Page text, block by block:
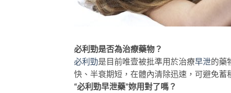
必利勁是否為治療藥物？
必利勁是目前唯壹被批準用於治療早泄的藥
快、半衰期短，在體內清除迅速，可避免蓄
“必利勁早泄藥”妳用對了嗎？